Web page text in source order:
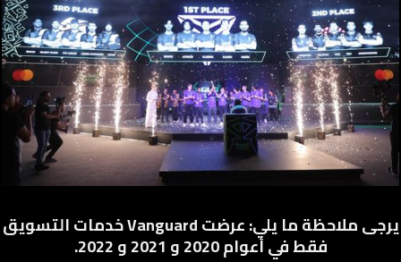
يرجى ملاحظة ما يلي: عرضت Vanguard خدمات التسويق
فقط في أعوام 2020 و 2021 و 2022.